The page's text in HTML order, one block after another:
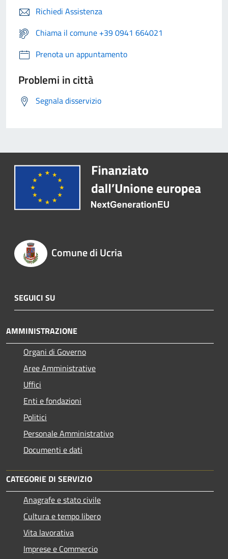
Richiedi Assistenza
Chiama il comune +39 0941 664021
Prenota un appuntamento
Problemi in città
Segnala disservizio
Comune di Ucria
SEGUICI SU
AMMINISTRAZIONE
Organi di Governo
Aree Amministrative
Uffici
Enti e fondazioni
Politici
Personale Amministrativo
Documenti e dati
CATEGORIE DI SERVIZIO
Anagrafe e stato civile
Cultura e tempo libero
Vita lavorativa
Imprese e Commercio